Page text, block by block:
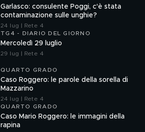
Garlasco: consulente Poggi, c'è stata
contaminazione sulle unghie?
24 lug | Rete 4
TG4 - DIARIO DEL GIORNO
Mercoledì 29 luglio
29 lug | Rete 4
QUARTO GRADO
Caso Roggero: le parole della sorella di
Mazzarino
24 lug | Rete 4
QUARTO GRADO
Caso Mario Roggero: le immagini della
rapina